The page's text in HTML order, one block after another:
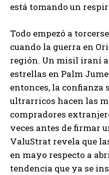
está tomando un
Todo empezó a
cuando la guerra en
región. Un misil iraní
estrellas en Palm
entonces, la confianza
ultrarricos hacen las
compradores
veces antes de firmar
ValuStrat revela que
en mayo respecto a
tendencia que ya se